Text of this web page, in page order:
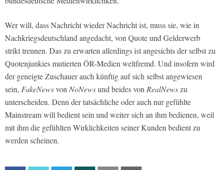
Wer will, dass Nachricht wieder Nachricht ist, muss sie, wie in
Nachkriegsdeutschland angedacht, von Quote und Gelderwerb
strikt trennen. Das zu erwarten allerdings ist angesichts der selbst zu
Quotenjunkies mutierten ÖR-Medien weltfremd. Und insofern wird
der geneigte Zuschauer auch künftig auf sich selbst angewiesen
sein, FakeNewsvon NoNewsund beides von RealNewszu
unterscheiden. Denn der tatsächliche oder auch nur gefühlte
Mainstream will bedient sein und weiter sich an ihm bedienen, weil
mit ihm die gefühlten Wirklichkeiten seiner Kunden bedient zu
werden scheinen.